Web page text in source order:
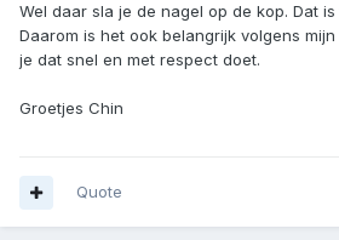
Wel daar sla je de nagel op de kop. Dat
Daarom is het ook belangrijk volgens
je dat snel en met respect doet.
Groetjes Chin
Quote